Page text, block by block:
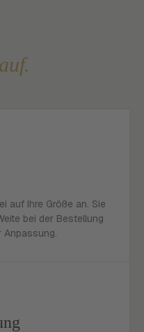
auf Ihre Größe an. Sie
bei der Bestellung
Anpassung.